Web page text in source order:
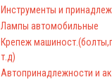
Инструменты и
Лампы автомобильные
Крепеж
т.д)
Автопринадлежности и